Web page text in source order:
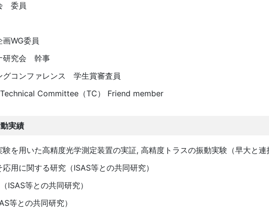
委員
WG委員
研究会 幹事
コンファレンス 学生賞審査員
Committee（TC） Friend member
実績
を用いた高精度光学測定装置の実証, 高精度トラスの振動実験（早大と連
用に関する研究（ISAS等との共同研究）
ISAS等との共同研究）
等との共同研究）